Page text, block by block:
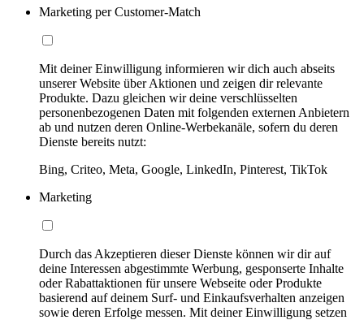
Marketing per Customer-Match
Mit deiner Einwilligung informieren wir dich auch abseits
unserer Website über Aktionen und zeigen dir relevante
Produkte. Dazu gleichen wir deine verschlüsselten
personenbezogenen Daten mit folgenden externen Anbietern
ab und nutzen deren Online-Werbekanäle, sofern du deren
Dienste bereits nutzt:
Bing, Criteo, Meta, Google, LinkedIn, Pinterest, TikTok
Marketing
Durch das Akzeptieren dieser Dienste können wir dir auf
deine Interessen abgestimmte Werbung, gesponserte Inhalte
oder Rabattaktionen für unsere Webseite oder Produkte
basierend auf deinem Surf- und Einkaufsverhalten anzeigen
sowie deren Erfolge messen. Mit deiner Einwilligung setzen